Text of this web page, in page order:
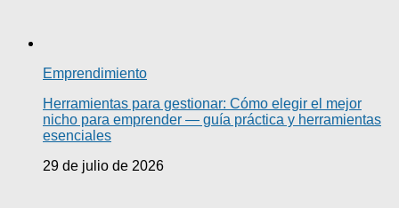
Emprendimiento
Herramientas para gestionar: Cómo elegir el mejor
nicho para emprender — guía práctica y herramientas
esenciales
29 de julio de 2026